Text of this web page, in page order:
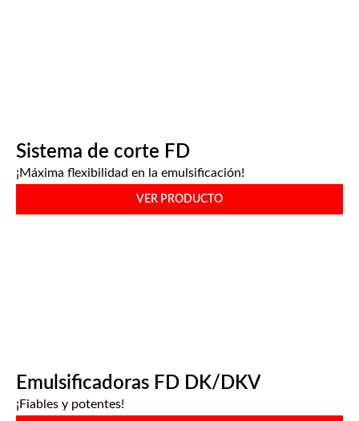
Sistema de corte FD
¡Máxima flexibilidad en la emulsificación!
VER PRODUCTO
Emulsificadoras FD DK/DKV
¡Fiables y potentes!